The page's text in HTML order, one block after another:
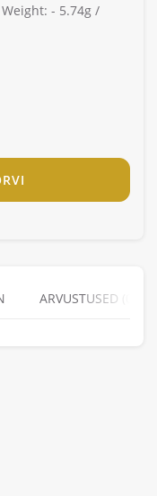
Weight: - 5.74g /
ARVUSTUSED (0)